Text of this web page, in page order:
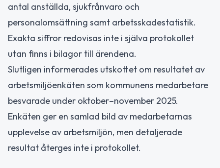
antal anställda, sjukfrånvaro och
personalomsättning samt arbetsskadestatistik.
Exakta siffror redovisas inte i själva protokollet
utan finns i bilagor till ärendena.
Slutligen informerades utskottet om resultatet av
arbetsmiljöenkäten som kommunens medarbetare
besvarade under oktober–november 2025.
Enkäten ger en samlad bild av medarbetarnas
upplevelse av arbetsmiljön, men detaljerade
resultat återges inte i protokollet.